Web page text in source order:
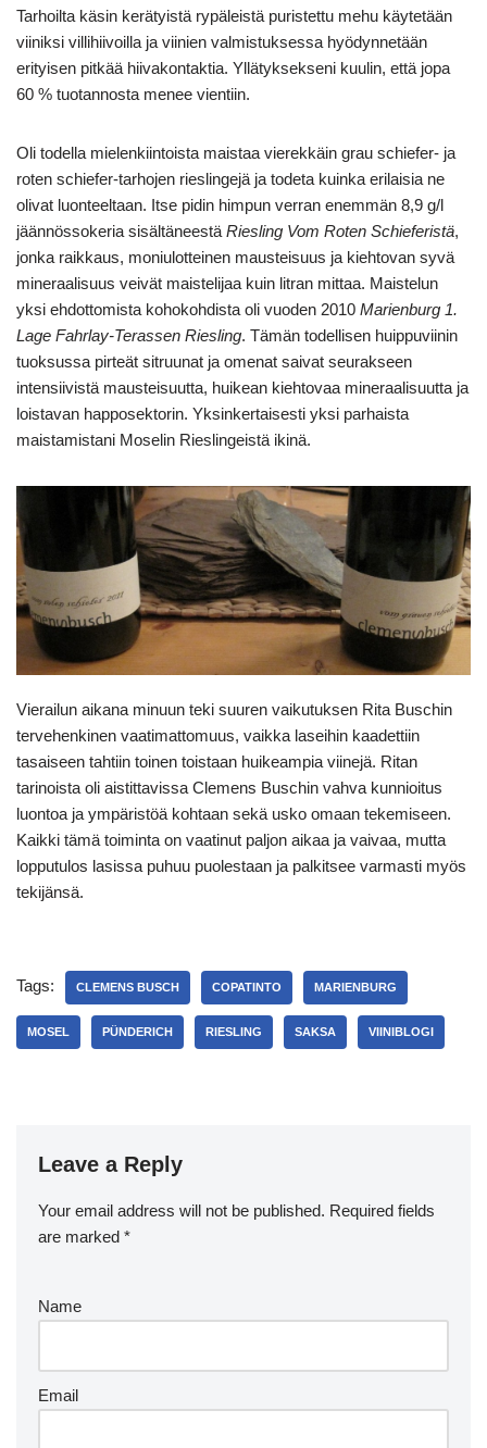
Tarhoilta käsin kerätyistä rypäleistä puristettu mehu käytetään
viiniksi villihiivoilla ja viinien valmistuksessa hyödynnetään
erityisen pitkää hiivakontaktia. Yllätyksekseni kuulin, että jopa
60 % tuotannosta menee vientiin.
Oli todella mielenkiintoista maistaa vierekkäin grau schiefer- ja
roten schiefer-tarhojen rieslingejä ja todeta kuinka erilaisia ne
olivat luonteeltaan. Itse pidin himpun verran enemmän 8,9 g/l
jäännössokeria sisältäneestä Riesling Vom Roten Schieferistä,
jonka raikkaus, moniulotteinen mausteisuus ja kiehtovan syvä
mineraalisuus veivät maistelijaa kuin litran mittaa. Maistelun
yksi ehdottomista kohokohdista oli vuoden 2010 Marienburg 1.
Lage Fahrlay-Terassen Riesling. Tämän todellisen huippuviinin
tuoksussa pirteät sitruunat ja omenat saivat seurakseen
intensiivistä mausteisuutta, huikean kiehtovaa mineraalisuutta ja
loistavan happosektorin. Yksinkertaisesti yksi parhaista
maistamistani Moselin Rieslingeistä ikinä.
Vierailun aikana minuun teki suuren vaikutuksen Rita Buschin
tervehenkinen vaatimattomuus, vaikka laseihin kaadettiin
tasaiseen tahtiin toinen toistaan huikeampia viinejä. Ritan
tarinoista oli aistittavissa Clemens Buschin vahva kunnioitus
luontoa ja ympäristöä kohtaan sekä usko omaan tekemiseen.
Kaikki tämä toiminta on vaatinut paljon aikaa ja vaivaa, mutta
lopputulos lasissa puhuu puolestaan ja palkitsee varmasti myös
tekijänsä.
Tags: CLEMENS BUSCH COPATINTO MARIENBURG
MOSEL PÜNDERICH RIESLING SAKSA VIINIBLOGI
Leave a Reply
Your email address will not be published. Required fields
are marked *
Name
Email